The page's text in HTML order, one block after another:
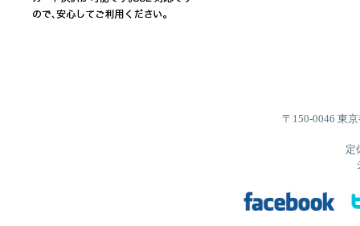
〒150-0046 東
定